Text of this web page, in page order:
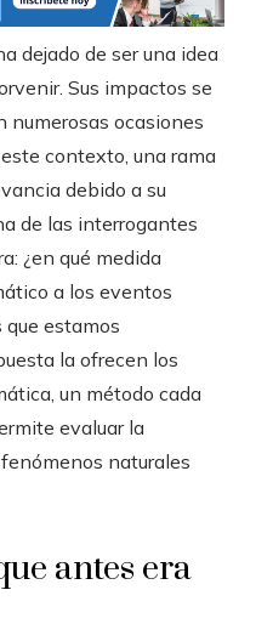
dejado de ser una idea
Sus impactos se
numerosas ocasiones
contexto, una rama
debido a su
de las interrogantes
¿en qué medida
a los eventos
estamos
la ofrecen los
un método cada
evaluar la
naturales
antes era